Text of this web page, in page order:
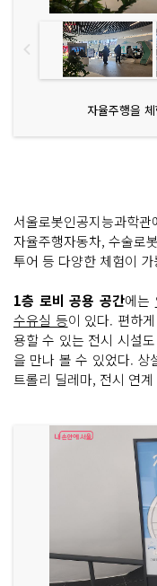
자율주행을
서울로봇인공지능과학
자율주행자동차, 수술로
투어 등 다양한 체험이 가
1층 로비 공용 공간에는
수유실 등이 있다. 편하
용할 수 있는 전시 시설
을 만나 볼 수 있었다. 상
트롤리 딜레마, 전시 연